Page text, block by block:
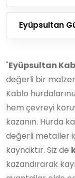
Eyüpsultan
"Eyüpsultan
değerli bir
Kablo
hem çevreyi
kazanın. Hurda
değerli metaller
kaynaktır. Siz de
kazandırarak